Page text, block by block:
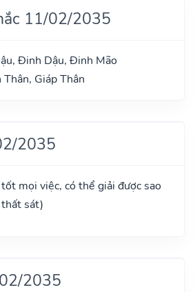
11/02/2035
Đinh Dậu, Đinh Mão
Giáp Thân
2035
mọi việc, có thể giải được sao
sát)
2035